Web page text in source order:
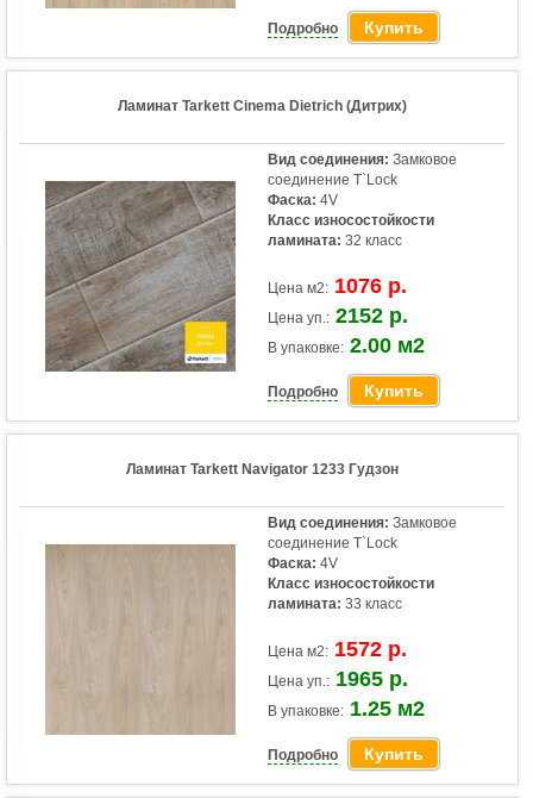
Подробно Купить
Ламинат Tarkett Cinema Dietrich (Дитрих)
Вид соединения: Замковое
соединение T`Lock
Фаска: 4V
Класс износостойкости
ламината: 32 класс
Цена м2: 1076 р.
Цена уп.: 2152 р.
В упаковке: 2.00 м2
Подробно Купить
Ламинат Tarkett Navigator 1233 Гудзон
Вид соединения: Замковое
соединение T`Lock
Фаска: 4V
Класс износостойкости
ламината: 33 класс
Цена м2: 1572 р.
Цена уп.: 1965 р.
В упаковке: 1.25 м2
Подробно Купить